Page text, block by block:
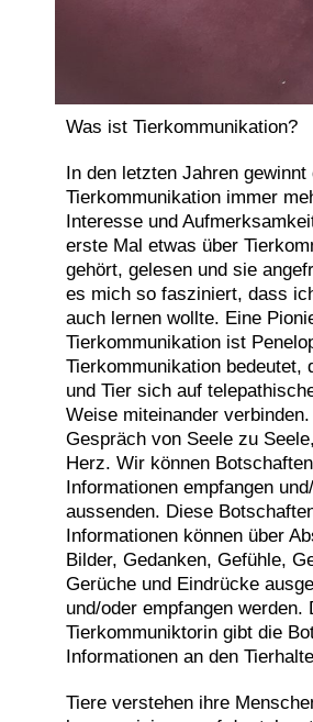
Was ist Tierkommunikation?
In den letzten Jahren gewinnt
Tierkommunikation immer
Interesse und
erste Mal etwas über
gehört, gelesen und sie
es mich so fasziniert, dass
auch lernen wollte. Eine
Tierkommunikation ist
Tierkommunikation bedeutet,
und Tier sich auf
Weise miteinander
Gespräch von Seele zu
Herz. Wir können
Informationen empfangen
aussenden. Diese
Informationen können über
Bilder, Gedanken, Gefühle,
Gerüche und Eindrücke
und/oder empfangen werden.
Tierkommuniktorin gibt die
Informationen an den
Tiere verstehen ihre